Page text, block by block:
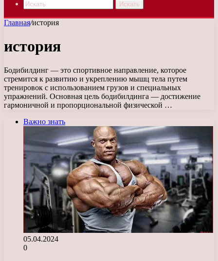
Искать
Главная/история
история
Бодибилдинг — это спортивное направление, которое
стремится к развитию и укреплению мышц тела путем
тренировок с использованием грузов и специальных
упражнений. Основная цель бодибилдинга — достижение
гармоничной и пропорциональной физической …
Важно знать
05.04.2024
0